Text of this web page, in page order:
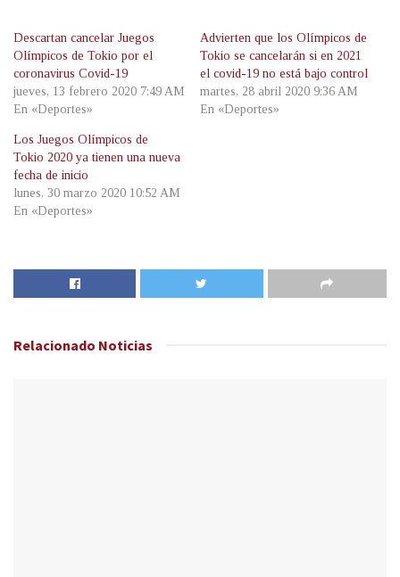
Descartan cancelar Juegos
Olímpicos de Tokio por el
coronavirus Covid-19
jueves, 13 febrero 2020 7:49 AM
En «Deportes»
Advierten que los Olímpicos de
Tokio se cancelarán si en 2021
el covid-19 no está bajo control
martes, 28 abril 2020 9:36 AM
En «Deportes»
Los Juegos Olímpicos de
Tokio 2020 ya tienen una nueva
fecha de inicio
lunes, 30 marzo 2020 10:52 AM
En «Deportes»
Relacionado Noticias